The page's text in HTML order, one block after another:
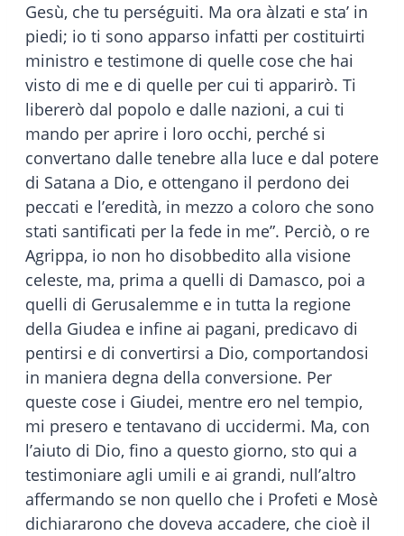
Gesù, che tu perséguiti. Ma ora àlzati e sta’ in
piedi; io ti sono apparso infatti per costituirti
ministro e testimone di quelle cose che hai
visto di me e di quelle per cui ti apparirò. Ti
libererò dal popolo e dalle nazioni, a cui ti
mando per aprire i loro occhi, perché si
convertano dalle tenebre alla luce e dal potere
di Satana a Dio, e ottengano il perdono dei
peccati e l’eredità, in mezzo a coloro che sono
stati santificati per la fede in me”. Perciò, o re
Agrippa, io non ho disobbedito alla visione
celeste, ma, prima a quelli di Damasco, poi a
quelli di Gerusalemme e in tutta la regione
della Giudea e infine ai pagani, predicavo di
pentirsi e di convertirsi a Dio, comportandosi
in maniera degna della conversione. Per
queste cose i Giudei, mentre ero nel tempio,
mi presero e tentavano di uccidermi. Ma, con
l’aiuto di Dio, fino a questo giorno, sto qui a
testimoniare agli umili e ai grandi, null’altro
affermando se non quello che i Profeti e Mosè
dichiararono che doveva accadere, che cioè il